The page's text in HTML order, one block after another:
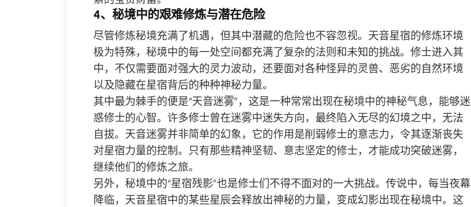
4、秘境中的艰难修炼与潜在危险
尽管修炼秘境充满了机遇，但其中潜藏的危险也不容忽视。天音星宿的修炼环境
极为特殊，秘境中的每一处空间都充满了复杂的法则和未知的挑战。修士进入其
中，不仅需要面对强大的灵力波动，还要面对各种怪异的灵兽、恶劣的自然环境
以及隐藏在星宿背后的种种神秘力量。
其中最为棘手的便是“天音迷雾”，这是一种常常出现在秘境中的神秘气息，能够迷
惑修士的心智。许多修士曾在迷雾中迷失方向，最终陷入无尽的幻境之中，无法
自拔。天音迷雾并非简单的幻象，它的作用是削弱修士的意志力，令其逐渐丧失
对星宿力量的控制。只有那些精神坚韧、意志坚定的修士，才能成功突破迷雾，
继续他们的修炼之旅。
另外，秘境中的“星宿残影”也是修士们不得不面对的一大挑战。传说中，每当夜幕
降临，天音星宿中的某些星辰会释放出神秘的力量，变成幻影出现在秘境中。这